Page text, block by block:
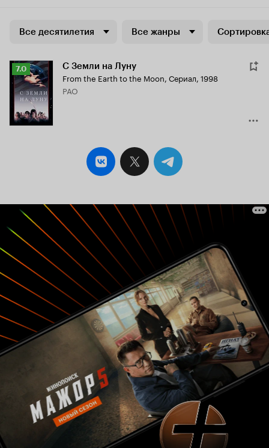
Все десятилетия Все жанры
Рейтинг
Кинопоиска
7.0
7.0 С Земли на Луну
From the Earth to the Moon, Сериал, 1998
PAO